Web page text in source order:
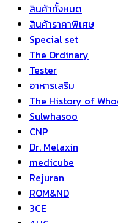
สินค้าทั้งหมด
สินค้าราคาพิเศษ
Special set
The Ordinary
Tester
อาหารเสริม
The History of
Sulwhasoo
CNP
Dr. Melaxin
medicube
Rejuran
ROM&ND
3CE